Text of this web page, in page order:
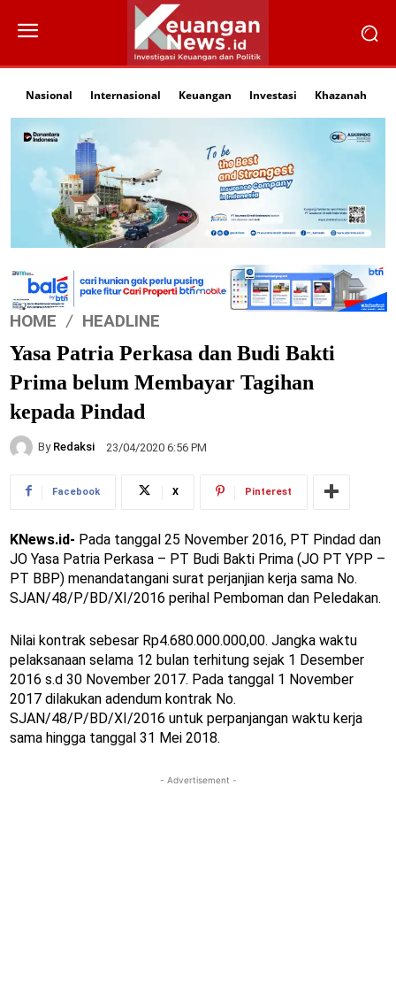
Nasional Internasional Keuangan Investasi Khazanah
HOME HEADLINE
Yasa Patria Perkasa dan Budi Bakti
Prima belum Membayar Tagihan
kepada Pindad
By Redaksi 23/04/2020 6:56 PM
Facebook X Pinterest
KNews.id- Pada tanggal 25 November 2016, PT Pindad dan
JO Yasa Patria Perkasa – PT Budi Bakti Prima (JO PT YPP –
PT BBP) menandatangani surat perjanjian kerja sama No.
SJAN/48/P/BD/XI/2016 perihal Pemboman dan Peledakan.
Nilai kontrak sebesar Rp4.680.000.000,00. Jangka waktu
pelaksanaan selama 12 bulan terhitung sejak 1 Desember
2016 s.d 30 November 2017. Pada tanggal 1 November
2017 dilakukan adendum kontrak No.
SJAN/48/P/BD/XI/2016 untuk perpanjangan waktu kerja
sama hingga tanggal 31 Mei 2018.
- Advertisement -